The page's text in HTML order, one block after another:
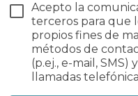
Acepto la
terceros para que
propios fines de
métodos de
(p.ej., e-mail, SMS)
llamadas